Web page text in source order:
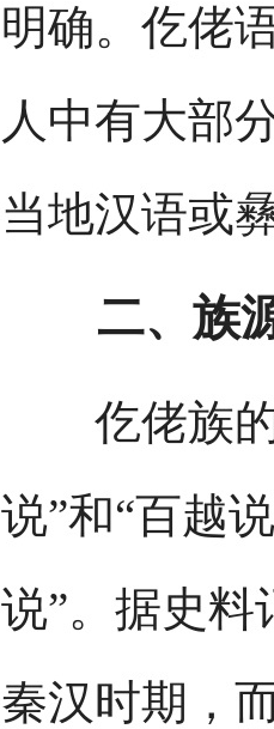
明确。仡佬
人中有大部
当地汉语或
二、族
仡佬族的
说”和“百越
说”。据史
秦汉时期，